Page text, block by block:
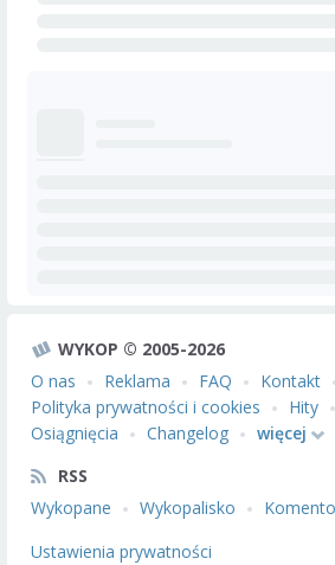
WYKOP © 2005-2026
O nas
Reklama FAQ Kontakt
Polityka prywatności i cookies
Hity
Osiągnięcia
Changelog
więcej
RSS
Wykopane
Wykopalisko
Ustawienia prywatności